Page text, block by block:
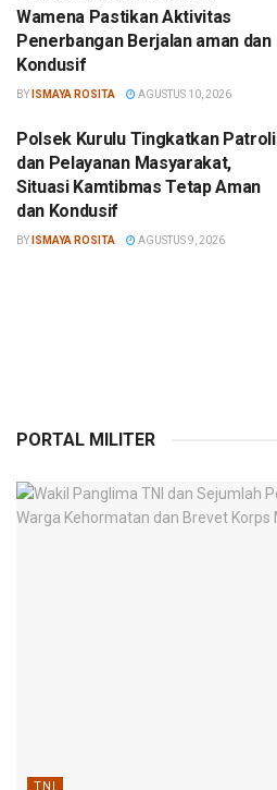
Wamena Pastikan Aktivitas
Penerbangan Berjalan aman dan
Kondusif
BY ISMAYA ROSITA AGUSTUS 10, 2026
Polsek Kurulu Tingkatkan Patroli
dan Pelayanan Masyarakat,
Situasi Kamtibmas Tetap Aman
dan Kondusif
BY ISMAYA ROSITA AGUSTUS 9, 2026
PORTAL MILITER
TNI